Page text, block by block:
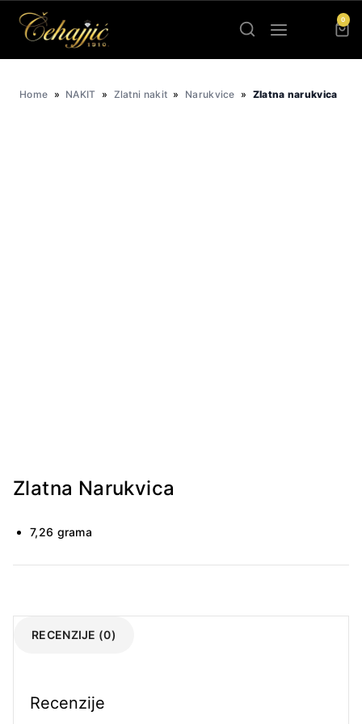
0
Home » NAKIT » Zlatni nakit » Narukvice » Zlatna narukvica
Zlatna Narukvica
7,26 grama
RECENZIJE (0)
Recenzije